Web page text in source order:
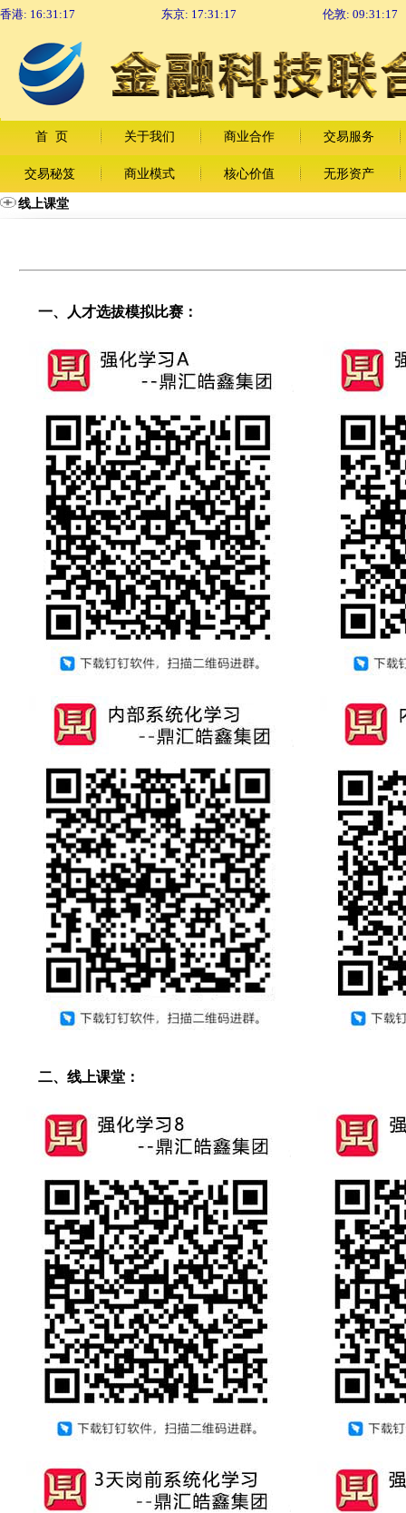
香港: 16:31:18 东京: 17:31:18 伦敦: 09:31:18
首 页 关于我们 商业合作 交易服务
交易秘笈 商业模式 核心价值 无形资产
线上课堂
一、人才选拔模拟比赛：
二、线上课堂：